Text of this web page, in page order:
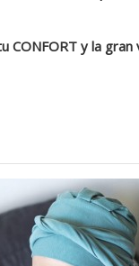
CONFORT y la